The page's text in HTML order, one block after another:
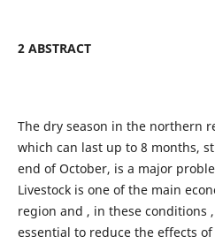
2 ABSTRACT
The dry season in the northern
which can last up to 8 months,
end of October, is a major
Livestock is one of the main
region and , in these conditions
essential to reduce the effects